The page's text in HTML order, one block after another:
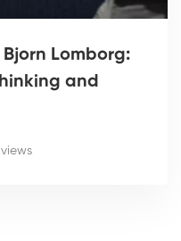
Lomborg:
and
views